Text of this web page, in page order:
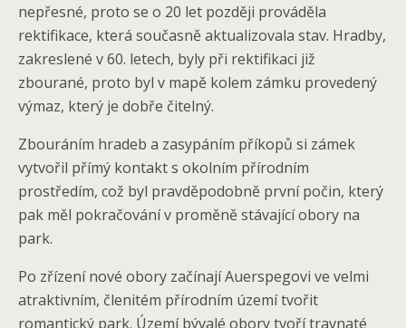
nepřesné, proto se o 20 let později prováděla
rektifikace, která současně aktualizovala stav. Hradby,
zakreslené v 60. letech, byly při rektifikaci již
zbourané, proto byl v mapě kolem zámku provedený
výmaz, který je dobře čitelný.
Zbouráním hradeb a zasypáním příkopů si zámek
vytvořil přímý kontakt s okolním přírodním
prostředím, což byl pravděpodobně první počin, který
pak měl pokračování v proměně stávající obory na
park.
Po zřízení nové obory začínají Auerspegovi ve velmi
atraktivním, členitém přírodním území tvořit
romantický park. Území bývalé obory tvoří travnaté